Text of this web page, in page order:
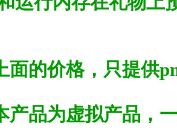
面的价格，只提供
产品为虚拟产品，